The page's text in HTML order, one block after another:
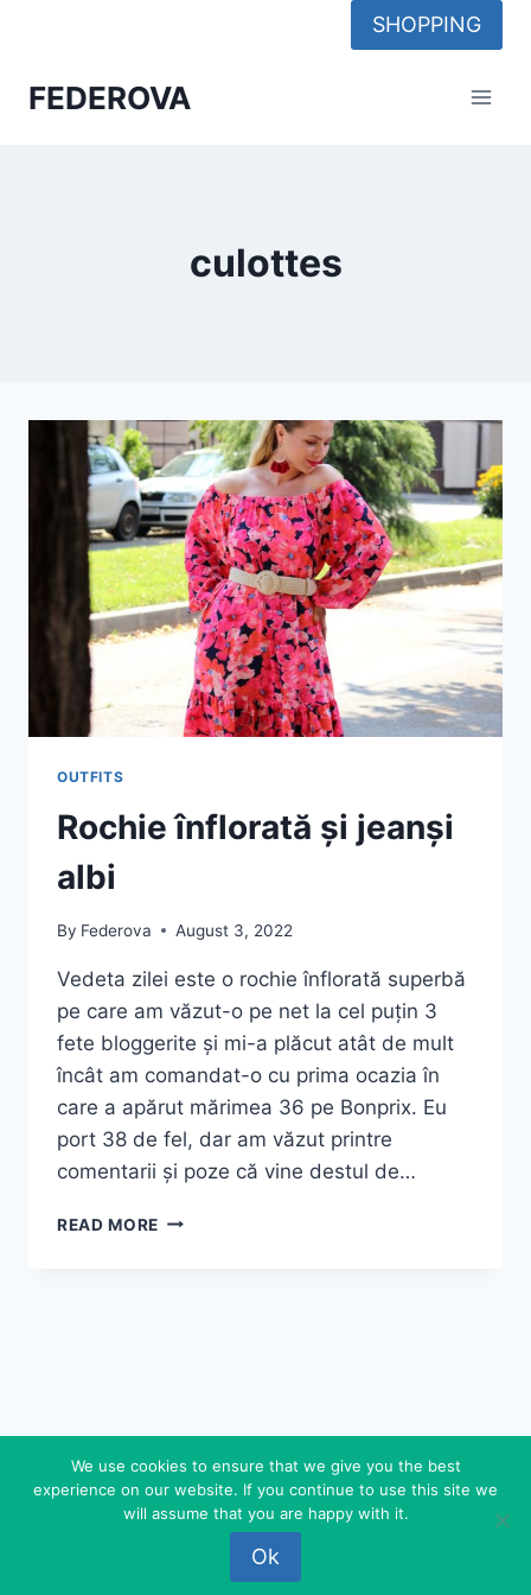
SHOPPING
FEDEROVA
culottes
OUTFITS
Rochie înflorată și jeanși
albi
By Federova August 3, 2022
Vedeta zilei este o rochie înflorată superbă
pe care am văzut-o pe net la cel puțin 3
fete bloggerite și mi-a plăcut atât de mult
încât am comandat-o cu prima ocazia în
care a apărut mărimea 36 pe Bonprix. Eu
port 38 de fel, dar am văzut printre
comentarii și poze că vine destul de…
READ MORE ROCHIE
© 2026 FEDEROVA - WordPress Theme by
Kadence WP
We use cookies to ensure that we give you the best
experience on our website. If you continue to use this site we
will assume that you are happy with it.
Ok